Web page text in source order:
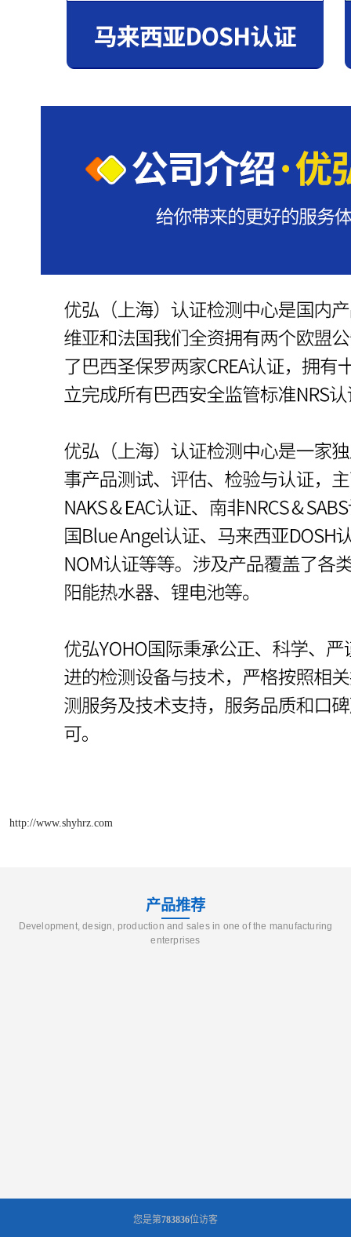
http://www.shyhrz.com
产品推荐
Development, design, production and sales in one of the manufacturing
enterprises
您是第783836位访客